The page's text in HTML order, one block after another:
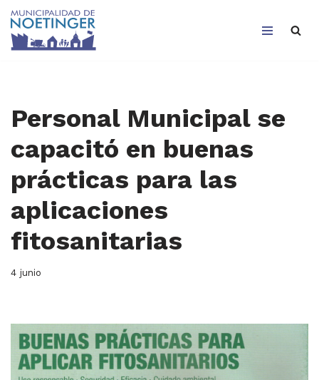
Saltar
Personal Municipal se
capacitó en buenas
prácticas para las
aplicaciones
fitosanitarias
4 junio